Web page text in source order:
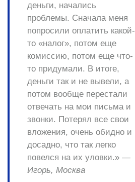
деньги, начались
проблемы. Сначала меня
попросили оплатить какой-
то «налог», потом еще
комиссию, потом еще что-
то придумали. В итоге,
деньги так и не вывели, а
потом вообще перестали
отвечать на мои письма и
звонки. Потерял все свои
вложения, очень обидно и
досадно, что так легко
повелся на их уловки.» —
Игорь, Москва